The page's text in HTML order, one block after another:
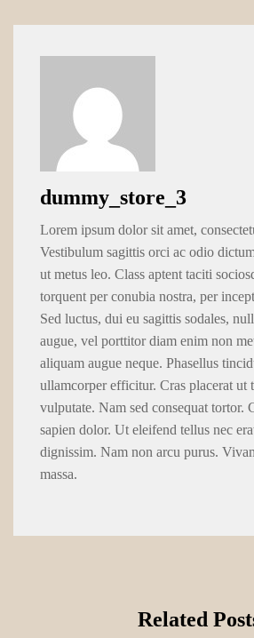
dummy_store_3
Lorem ipsum dolor sit amet,
Vestibulum sagittis orci ac odio
ut metus leo. Class aptent taciti
torquent per conubia nostra, per
Sed luctus, dui eu sagittis sodales,
augue, vel porttitor diam enim non
aliquam augue neque. Phasellus
ullamcorper efficitur. Cras placerat ut
vulputate. Nam sed consequat tortor.
sapien dolor. Ut eleifend tellus nec
dignissim. Nam non arcu purus.
massa.
Related